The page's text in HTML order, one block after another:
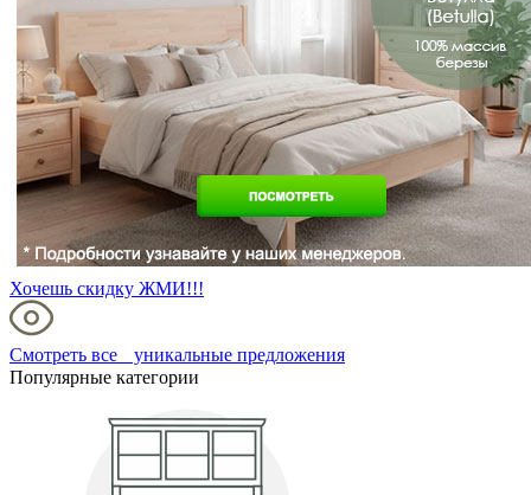
Хочешь скидку ЖМИ!!!
Смотреть все уникальные предложения
Популярные категории